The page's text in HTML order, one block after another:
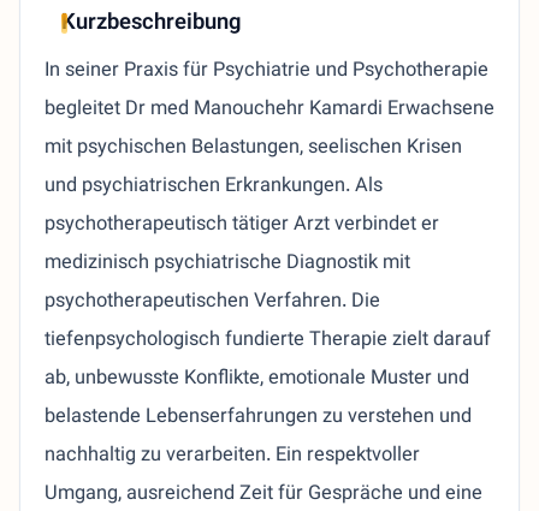
Kurzbeschreibung
In seiner Praxis für Psychiatrie und Psychotherapie
begleitet Dr med Manouchehr Kamardi Erwachsene
mit psychischen Belastungen, seelischen Krisen
und psychiatrischen Erkrankungen. Als
psychotherapeutisch tätiger Arzt verbindet er
medizinisch psychiatrische Diagnostik mit
psychotherapeutischen Verfahren. Die
tiefenpsychologisch fundierte Therapie zielt darauf
ab, unbewusste Konflikte, emotionale Muster und
belastende Lebenserfahrungen zu verstehen und
nachhaltig zu verarbeiten. Ein respektvoller
Umgang, ausreichend Zeit für Gespräche und eine